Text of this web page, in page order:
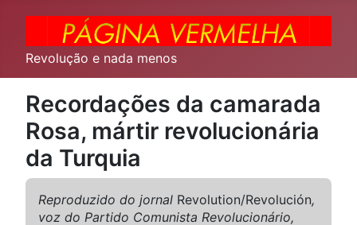
Revolução e nada menos
Recordações da camarada
Rosa, mártir revolucionária
da Turquia
Reproduzido do jornal Revolution/Revolución,
voz do Partido Comunista Revolucionário,